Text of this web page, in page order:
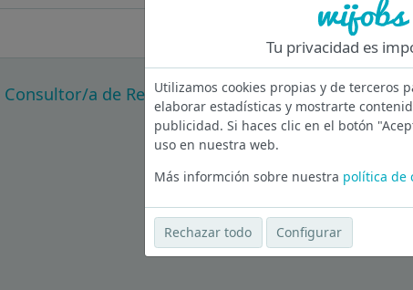
a de Recursos Humanos en Barcelona
Ver más ofertas
Tu privacidad es
Utilizamos cookies propias y de terceros
elaborar estadísticas y mostrarte
publicidad. Si haces clic en el botón
uso en nuestra web.
Más informción sobre nuestra política de
Rechazar todo Configurar